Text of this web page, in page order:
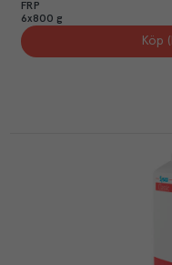
FRP
6x800 g
Köp